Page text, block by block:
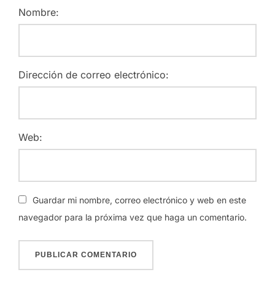
Nombre:
Dirección de correo electrónico:
Web:
Guardar mi nombre, correo electrónico y web en este
navegador para la próxima vez que haga un comentario.